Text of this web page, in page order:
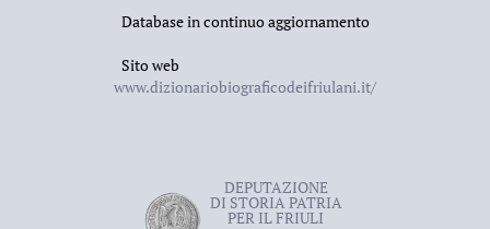
Database in continuo aggiornamento
Sito web
www.dizionariobiograficodeifriulani.it/
DEPUTAZIONE
DI STORIA PATRIA
PER IL FRIULI